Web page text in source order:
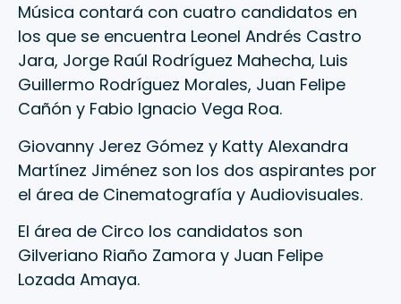
Música contará con cuatro candidatos en
los que se encuentra Leonel Andrés Castro
Jara, Jorge Raúl Rodríguez Mahecha, Luis
Guillermo Rodríguez Morales, Juan Felipe
Cañón y Fabio Ignacio Vega Roa.
Giovanny Jerez Gómez y Katty Alexandra
Martínez Jiménez son los dos aspirantes por
el área de Cinematografía y Audiovisuales.
El área de Circo los candidatos son
Gilveriano Riaño Zamora y Juan Felipe
Lozada Amaya.